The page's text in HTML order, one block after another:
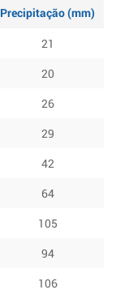
Precipitação (mm)
21
20
26
29
42
64
105
94
106